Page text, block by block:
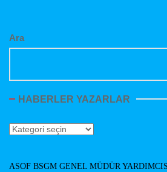
Ara
HABERLER YAZARLAR
Haberler
ASOF BSGM GENEL MÜDÜR